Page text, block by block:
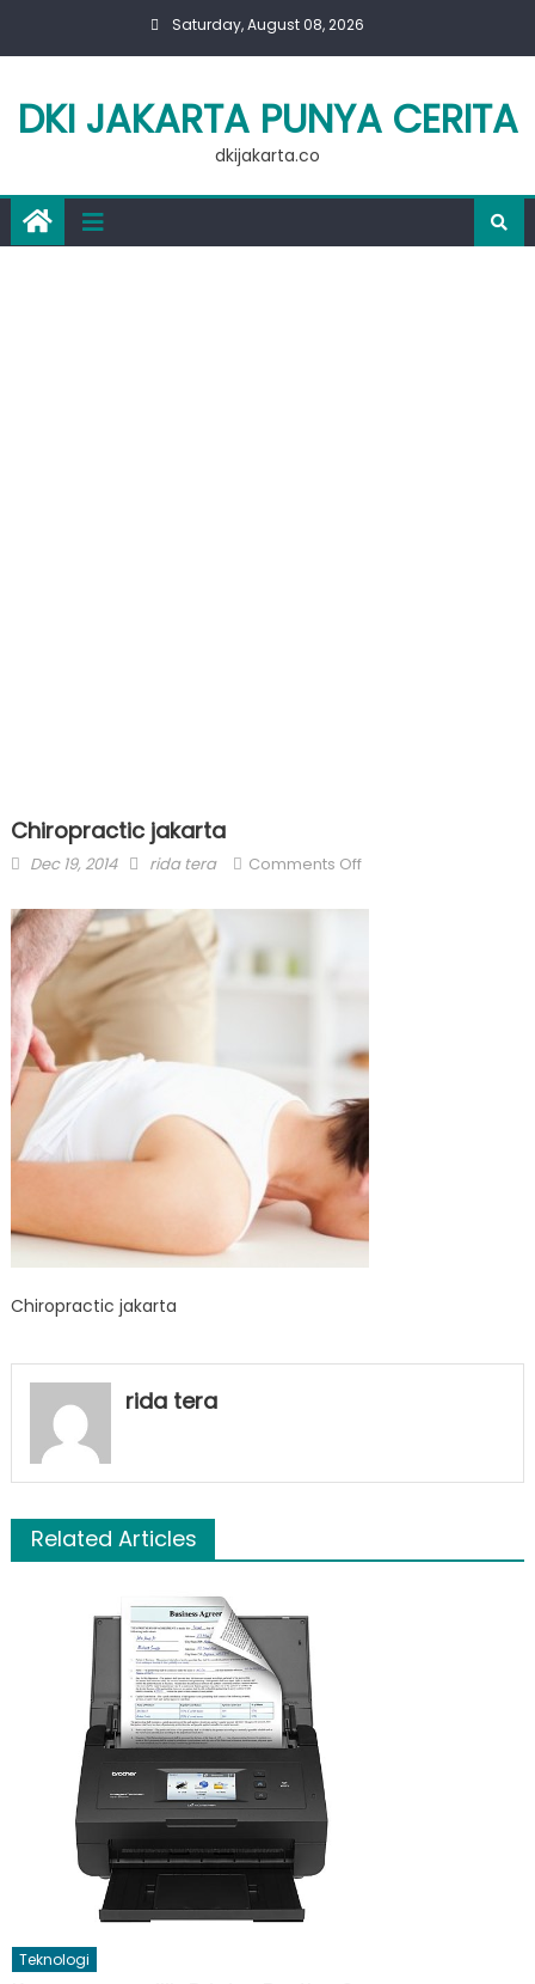
Saturday, August 08, 2026
DKI JAKARTA PUNYA CERITA
dkijakarta.co
Chiropractic jakarta
Posted
Dec 19, 2014 Author
rida tera Comments Offon
jakarta
Chiropractic jakarta
rida tera
Related Articles
Teknologi